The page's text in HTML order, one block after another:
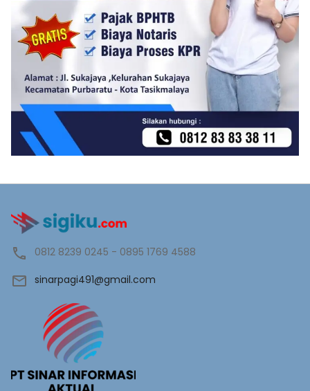
0812 8239 0245 - 0895 1769 4588
sinarpagi491@gmail.com